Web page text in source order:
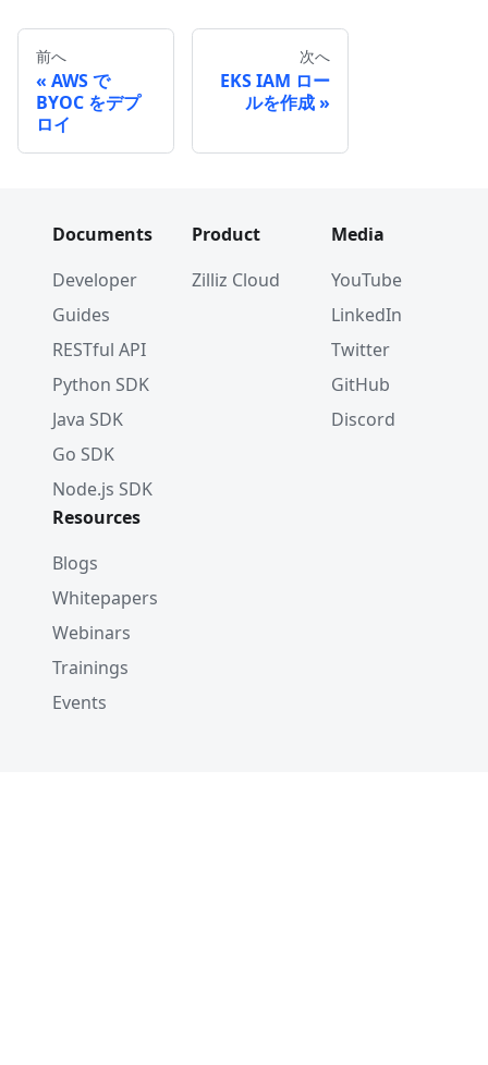
}
前へ
AWS で
BYOC をデプ
ロイ
次へ
EKS IAM ロー
ルを作成
Documents
Developer
Guides
RESTful API
Python SDK
Java SDK
Go SDK
Node.js SDK
Product
Zilliz Cloud
Media
YouTube
LinkedIn
Twitter
GitHub
Discord
Resources
Blogs
Whitepapers
Webinars
Trainings
Events